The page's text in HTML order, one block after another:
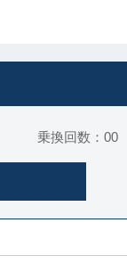
乗換回数：00